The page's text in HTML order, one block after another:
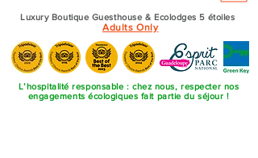
Luxury Boutique Guesthouse & Ecolodges 5 étoiles
Adults Only
L’hospitalité responsable : chez nous, respecter nos
engagements écologiques fait partie du séjour !